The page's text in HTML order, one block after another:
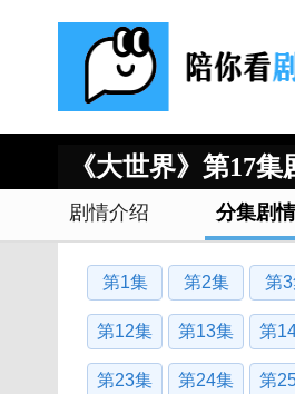
《大世界》第17集
剧情介绍 分集剧情
第1集 第2集 第
第12集 第13集 第
第23集 第24集 第